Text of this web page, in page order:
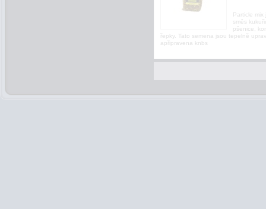
Particle mix
směs
pšenice,
řepky. Tato semena jsou tepelně
apřipravena knbs